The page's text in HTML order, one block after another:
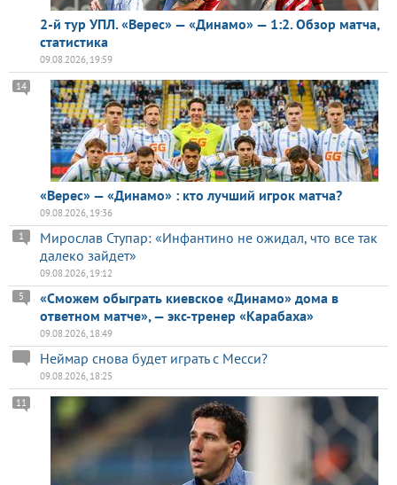
2-й тур УПЛ. «Верес» — «Динамо» — 1:2. Обзор матча,
статистика
09.08.2026, 19:59
«Верес» — «Динамо» : кто лучший игрок матча?
14
09.08.2026, 19:36
Мирослав Ступар: «Инфантино не ожидал, что все так
далеко зайдет»
1
09.08.2026, 19:12
«Сможем обыграть киевское «Динамо» дома в
ответном матче», — экс-тренер «Карабаха»
5
09.08.2026, 18:49
Неймар снова будет играть с Месси?
09.08.2026, 18:25
11